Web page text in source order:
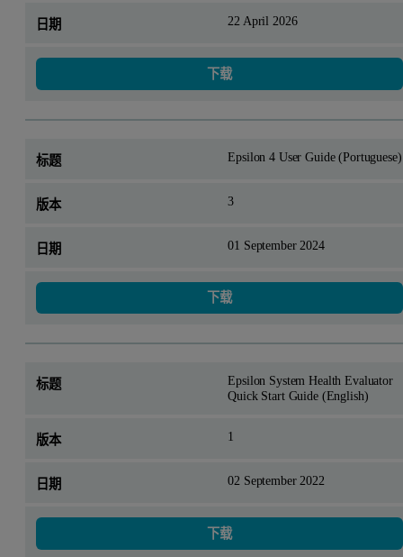
22 April 2026
下载
Epsilon 4 User Guide (Portuguese)
3
01 September 2024
下载
Epsilon System Health Evaluator
Quick Start Guide (English)
1
02 September 2022
下载